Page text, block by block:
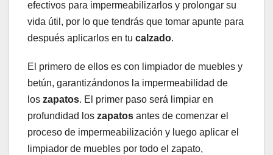
efectivos para impermeabilizarlos y prolongar su
vida útil, por lo que tendrás que tomar apunte para
después aplicarlos en tu calzado.
El primero de ellos es con limpiador de muebles y
betún, garantizándonos la impermeabilidad de
los zapatos. El primer paso será limpiar en
profundidad los zapatos antes de comenzar el
proceso de impermeabilización y luego aplicar el
limpiador de muebles por todo el zapato,